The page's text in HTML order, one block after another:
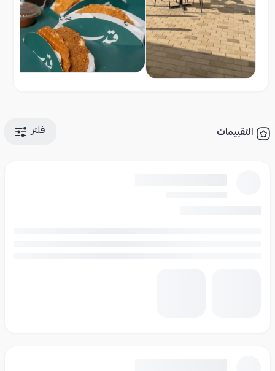
التقييمات فلتر